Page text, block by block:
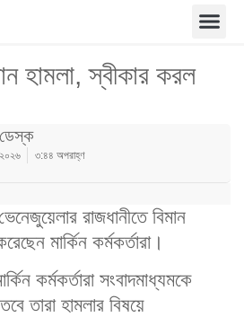
হামলা, স্বীকার করল
২০২৬ ৩:৪৪ অপরাহ্ণ
রাজধানীতে বিমান
মার্কিন কর্মকর্তারা।
কর্মকর্তারা সংবাদমাধ্যমকে
তারা হামলার বিষয়ে